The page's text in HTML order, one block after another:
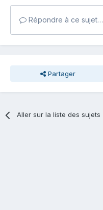
Répondre à ce sujet…
Partager
Aller sur la liste des sujets